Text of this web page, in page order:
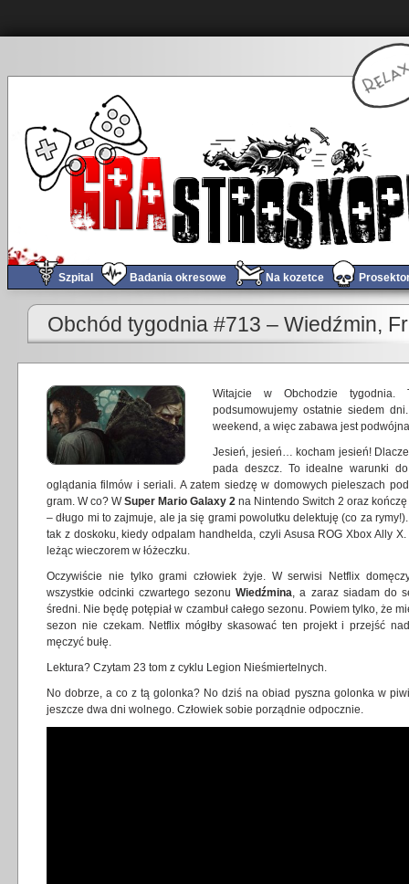
Szpital Badania okresowe Na kozetce
Gramy w Detective Dotson – Curry i różowy pies! Obchód tygodnia #714 –
Obchód tygodnia #713 – Wiedźmin,
Witajcie w Obchodzie
podsumowujemy ostatnie siedem
weekend, a więc zabawa jest
Jesień, jesień… kocham jesień!
pada deszcz. To idealne warunki
oglądania filmów i seriali. A zatem siedzę w domowych pieleszach
gram. W co? WSuper Mario Galaxy 2 na Nintendo Switch 2 oraz
– długo mi to zajmuje, ale ja się grami powolutku delektuję (co za
tak z doskoku, kiedy odpalam handhelda, czyli Asusa ROG Xbox Ally
leżąc wieczorem w łóżeczku.
Oczywiście nie tylko grami człowiek żyje. W serwisi Netflix
wszystkie odcinki czwartego sezonuWiedźmina, a zaraz siadam do
średni. Nie będę potępiał w czambuł całego sezonu. Powiem tylko, że
sezon nie czekam. Netflix mógłby skasować ten projekt i przejść
męczyć bułę.
Lektura? Czytam 23 tom z cyklu Legion Nieśmiertelnych.
No dobrze, a co z tą golonka? No dziś na obiad pyszna golonka w
jeszcze dwa dni wolnego. Człowiek sobie porządnie odpocznie.